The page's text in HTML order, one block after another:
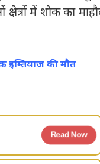
में शोक का
इम्तियाज की मौत
Read Now